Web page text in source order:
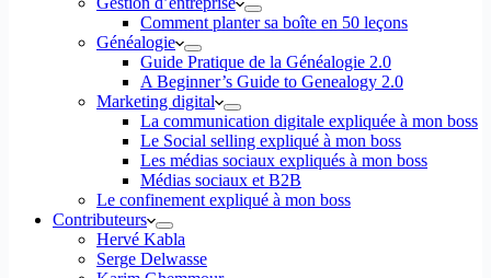
Comment planter sa boîte en 50 leçons
Généalogie
Guide Pratique de la Généalogie 2.0
A Beginner’s Guide to Genealogy 2.0
Marketing digital
La communication digitale expliquée à mon boss
Le Social selling expliqué à mon boss
Les médias sociaux expliqués à mon boss
Médias sociaux et B2B
Le confinement expliqué à mon boss
Contributeurs
Hervé Kabla
Serge Delwasse